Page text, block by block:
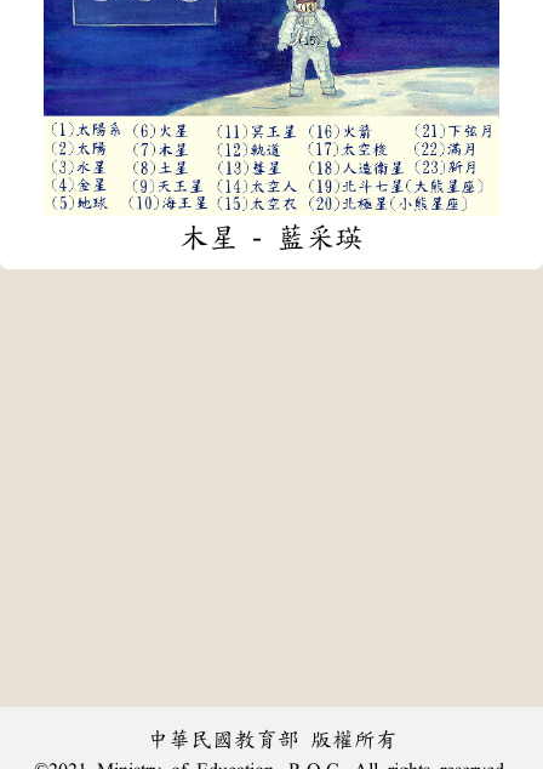
木星 - 藍采瑛
中華民國教育部 版權所有